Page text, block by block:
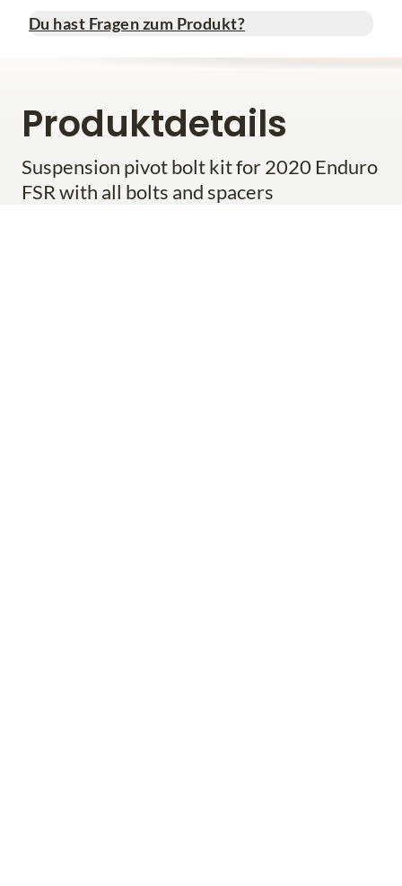
Du hast Fragen zum Produkt?
Produktdetails
Suspension pivot bolt kit for 2020 Enduro
FSR with all bolts and spacers